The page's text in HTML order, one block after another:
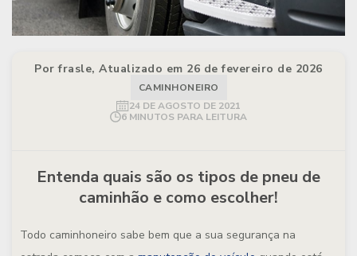
Por frasle, Atualizado em 26 de fevereiro de 2026
CAMINHONEIRO
24 DE AGOSTO DE 2021
6 MINUTOS PARA LEITURA
Entenda quais são os tipos de pneu de
caminhão e como escolher!
Todo caminhoneiro sabe bem que a sua segurança na